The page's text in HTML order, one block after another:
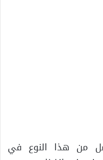
من هذا النوع في